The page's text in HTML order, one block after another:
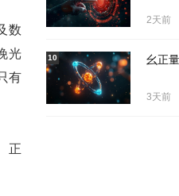
数
光
有
正
2天前
幺正
3天前
10